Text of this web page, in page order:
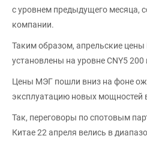
с уровнем предыдущего месяца,
компании.
Таким образом, апрельские
установлены на уровне CNY5 200
Цены МЭГ пошли вниз на фоне
эксплуатацию новых мощностей
Так, переговоры по спотовым
Китае 22 апреля велись в